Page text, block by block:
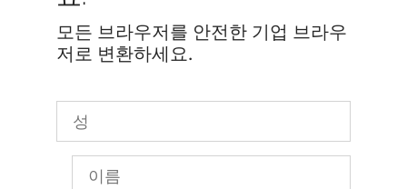
모든 브라우저를 안전한 기업 브라우
저로 변환하세요.